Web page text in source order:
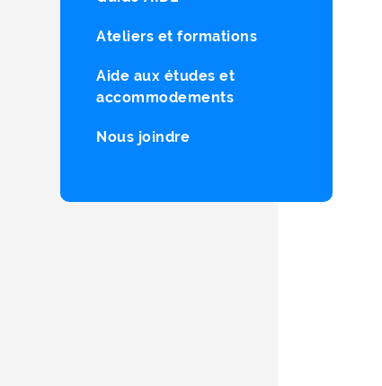
Ateliers et formations
Aide aux études et
accommodements
Nous joindre